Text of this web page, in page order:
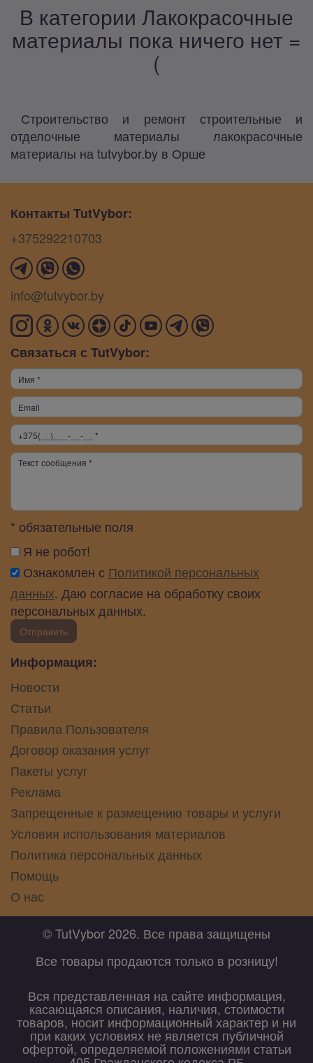
В категории Лакокрасочные
материалы пока ничего нет =
(
Строительство и ремонт строительные и
отделочные материалы лакокрасочные
материалы на tutvybor.by в Орше
Контакты TutVybor:
+375292210703
info@tutvybor.by
Связаться с TutVybor:
* обязательные поля
Я не робот!
Ознакомлен с Политикой персональных
данных. Даю согласие на обработку своих
персональных данных.
Отправить
Информация:
Новости
Статьи
Правила Пользователя
Договор оказания услуг
Пакеты услуг
Реклама
Запрещенные к размещению товары и услуги
Условия использования материалов
Политика персональных данных
Помощь
О нас
© TutVybor 2026. Все права защищены
Все товары продаются только в розницу!
Вся представленная на сайте информация,
касающаяся описания, наличия, стоимости
товаров, носит информационный характер и ни
при каких условиях не является публичной
офертой, определяемой положениями статьи